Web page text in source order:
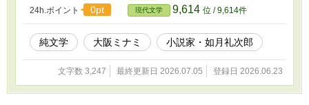
24h.ポイント 0pt 現代文学 9,614 位 / 9,614件
純文学 大阪ミナミ 小説家・如月礼次郎
文字数 3,247 最終更新日 2026.07.05 登録日 2026.06.23